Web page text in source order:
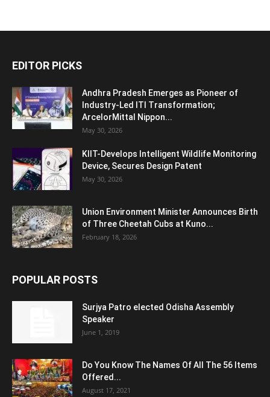
EDITOR PICKS
Andhra Pradesh Emerges as Pioneer of
Industry-Led ITI Transformation;
ArcelorMittal Nippon...
May 30, 2026
KIIT-Develops Intelligent Wildlife Monitoring
Device, Secures Design Patent
May 30, 2026
Union Environment Minister Announces Birth
of Three Cheetah Cubs at Kuno...
February 18, 2026
POPULAR POSTS
Surjya Patro elected Odisha Assembly
Speaker
June 1, 2019
Do You Know The Names Of All The 56 Items
Offered...
August 17, 2021